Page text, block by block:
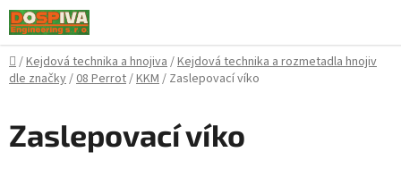
Přejít
na
obsah
Domů
/Kejdová technika a hnojiva/Kejdová technika a rozmetadla hnojiv
dle značky/08 Perrot/KKM/ Zaslepovací víko
Zaslepovací víko